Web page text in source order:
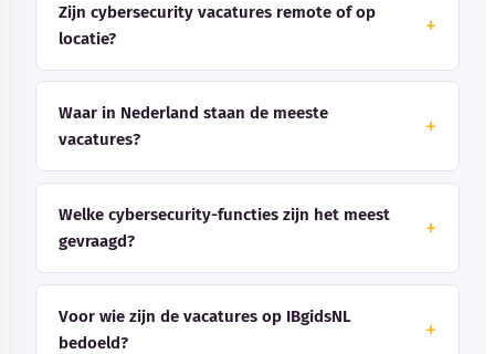
Zijn cybersecurity vacatures remote of op
locatie?
Waar in Nederland staan de meeste
vacatures?
Welke cybersecurity-functies zijn het meest
gevraagd?
Voor wie zijn de vacatures op IBgidsNL
bedoeld?